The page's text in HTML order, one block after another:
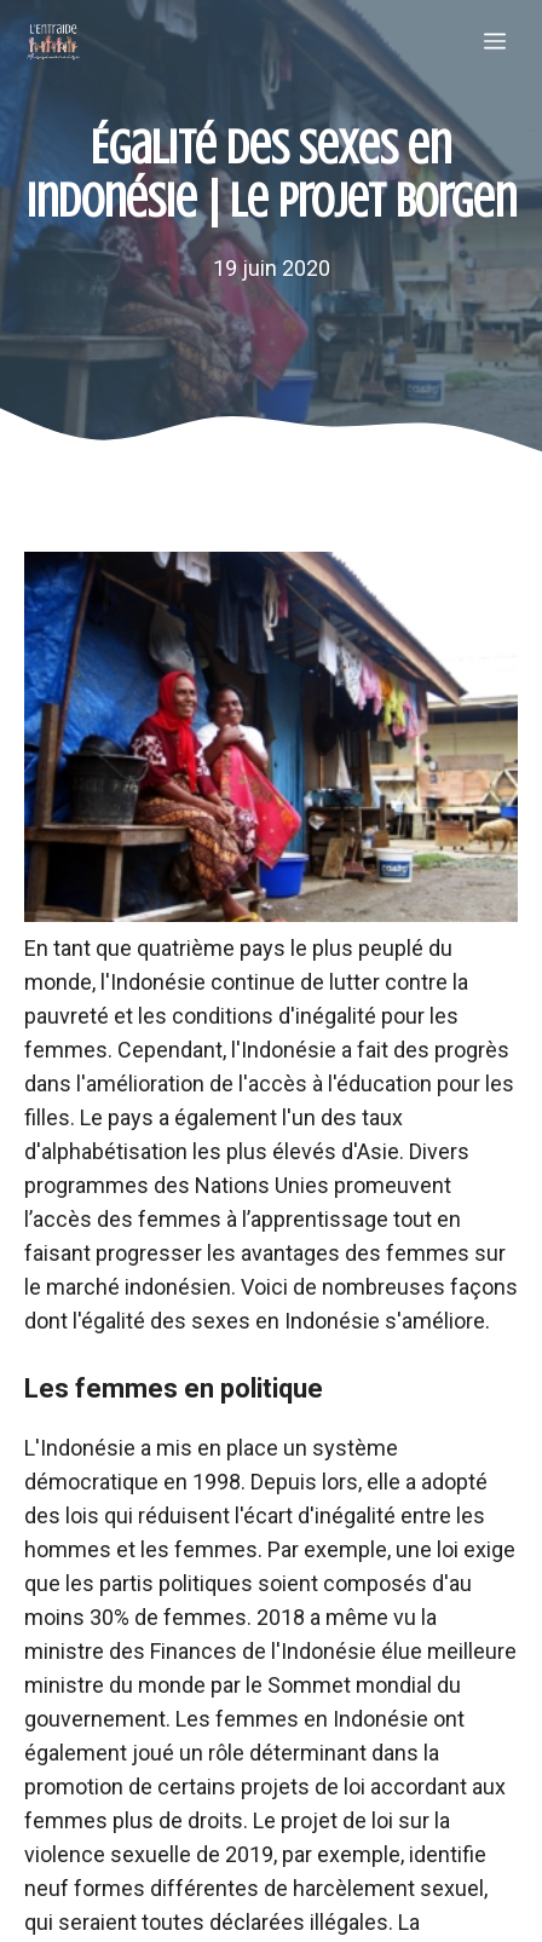
Égalité des sexes en
Indonésie | Le projet Borgen
19 juin 2020
En tant que quatrième pays le plus peuplé du
monde, l'Indonésie continue de lutter contre la
pauvreté et les conditions d'inégalité pour les
femmes. Cependant, l'Indonésie a fait des progrès
dans l'amélioration de l'accès à l'éducation pour les
filles. Le pays a également l'un des taux
d'alphabétisation les plus élevés d'Asie. Divers
programmes des Nations Unies promeuvent
l’accès des femmes à l’apprentissage tout en
faisant progresser les avantages des femmes sur
le marché indonésien. Voici de nombreuses façons
dont l'égalité des sexes en Indonésie s'améliore.
Les femmes en politique
L'Indonésie a mis en place un système
démocratique en 1998. Depuis lors, elle a adopté
des lois qui réduisent l'écart d'inégalité entre les
hommes et les femmes. Par exemple, une loi exige
que les partis politiques soient composés d'au
moins 30% de femmes. 2018 a même vu la
ministre des Finances de l'Indonésie élue meilleure
ministre du monde par le Sommet mondial du
gouvernement. Les femmes en Indonésie ont
également joué un rôle déterminant dans la
promotion de certains projets de loi accordant aux
femmes plus de droits. Le projet de loi sur la
violence sexuelle de 2019, par exemple, identifie
neuf formes différentes de harcèlement sexuel,
qui seraient toutes déclarées illégales. La